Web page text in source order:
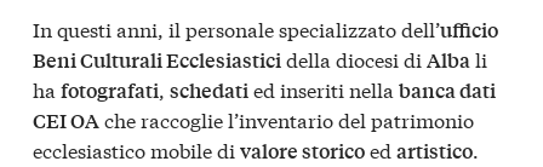
In questi anni, il personale specializzato dell’ufficio
Beni Culturali Ecclesiasticidella diocesi di Albali
ha fotografati, schedatied inseriti nella banca dati
CEI OAche raccoglie l’inventario del patrimonio
ecclesiastico mobile di valore storicoed artistico.